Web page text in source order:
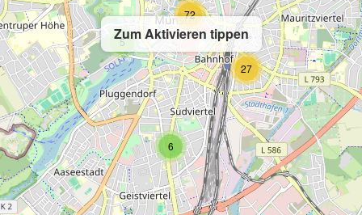
Zum Aktivieren tippen
6
27
5
72